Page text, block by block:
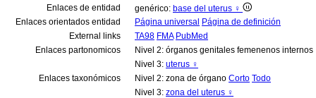
Enlaces de entidad
genérico: base del uterus ♀
Enlaces orientados entidad
Página universal Página de definición
External links
TA98 FMA PubMed
Enlaces partonomicos
Nivel 2: órganos genitales femenenos
Nivel 3: uterus ♀
Enlaces taxonómicos
Nivel 2: zona de órgano Corto Todo
Nivel 3: zona del uterus ♀